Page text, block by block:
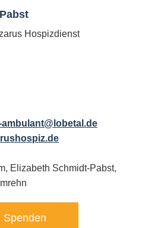
Hospizdienst
Elizabeth Schmidt-Pabst,
Spenden